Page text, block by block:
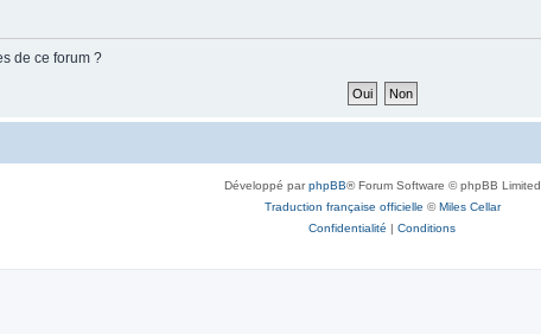
de ce forum ?
Développé parphpBB® Forum Software © phpBB Limited
Traduction française officielle ©Miles Cellar
Confidentialité | Conditions